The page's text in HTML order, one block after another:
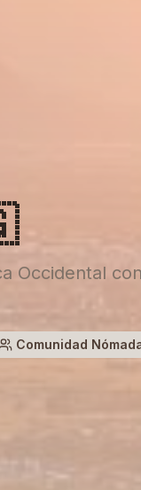
Occidental
Comunidad